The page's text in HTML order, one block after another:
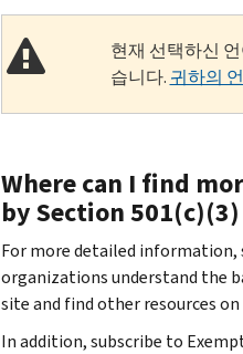
현재 선택하신
습니다. 귀하의
Where can I find
by Section
For more detailed information,
organizations understand the
site and find other resources
In addition, subscribe to